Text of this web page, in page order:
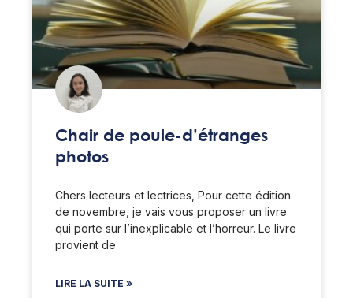
Chair de poule-d’étranges
photos
Chers lecteurs et lectrices, Pour cette édition
de novembre, je vais vous proposer un livre
qui porte sur l’inexplicable et l’horreur. Le livre
provient de
LIRE LA SUITE »